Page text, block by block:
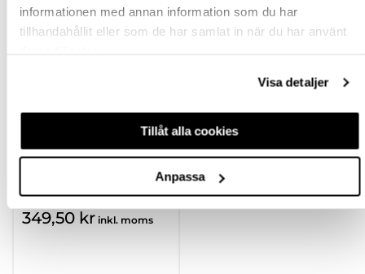
informationen med annan information som du har
tillhandahållit eller som de har samlat in när du har använt
Visa detaljer
Tillåt alla cookies
Anpassa
DISTANSRING
349,50 kr inkl. moms